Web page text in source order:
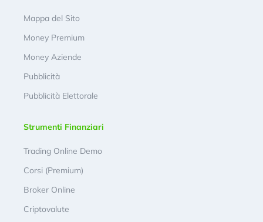
Mappa del Sito
Money Premium
Money Aziende
Pubblicità
Pubblicità Elettorale
Strumenti Finanziari
Trading Online Demo
Corsi (Premium)
Broker Online
Criptovalute